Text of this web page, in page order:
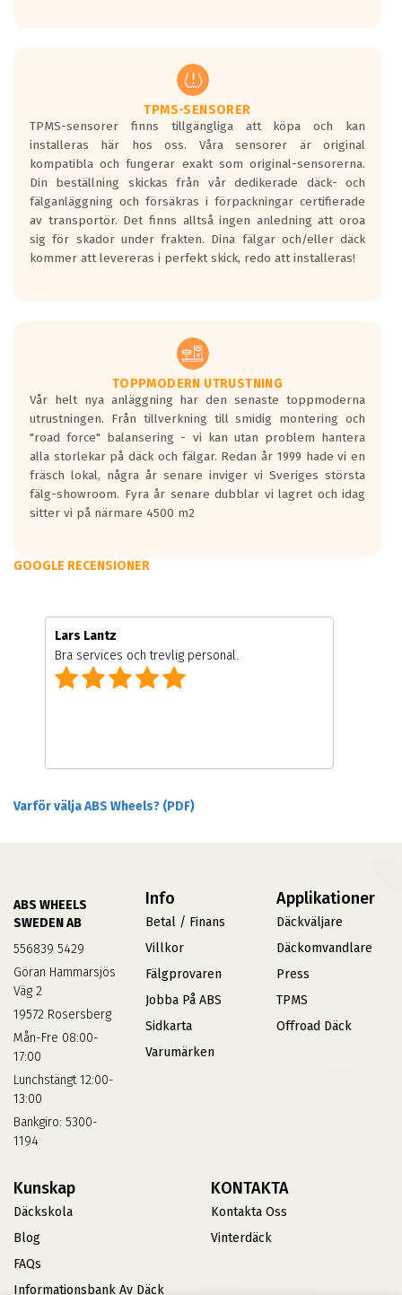
regelverket som introduceras år 2016.
Ett däck med två svarta vågor är redan
godkända för år 2016 nya regelverk.
Ett däck med en svart våg kommer vara
minst tre decibel tystare än det
regelverk som börjar gälla 2016.
TPMS-SENSORER
TPMS-sensorer finns tillgängliga att köpa och kan
installeras här hos oss. Våra sensorer är original
kompatibla och fungerar exakt som original-sensorerna.
Din beställning skickas från vår dedikerade däck- och
fälganläggning och försäkras i förpackningar certifierade
av transportör. Det finns alltså ingen anledning att oroa
sig för skador under frakten. Dina fälgar och/eller däck
kommer att levereras i perfekt skick, redo att installeras!
TOPPMODERN UTRUSTNING
Vår helt nya anläggning har den senaste toppmoderna
utrustningen. Från tillverkning till smidig montering och
"road force" balansering - vi kan utan problem hantera
alla storlekar på däck och fälgar. Redan år 1999 hade vi en
fräsch lokal, några år senare inviger vi Sveriges största
fälg-showroom. Fyra år senare dubblar vi lagret och idag
sitter vi på närmare 4500 m2
GOOGLE RECENSIONER
Lars Lantz
Bra services och trevlig personal.
Varför välja ABS Wheels? (PDF)
ABS WHEELS
SWEDEN AB
556839 5429
Göran Hammarsjös
Väg 2
19572 Rosersberg
Mån-Fre 08:00-
17:00
Lunchstängt 12:00-
13:00
Bankgiro: 5300-
1194
Info
Betal / Finans
Villkor
Fälgprovaren
Jobba På ABS
Sidkarta
Varumärken
Applikationer
Däckväljare
Däckomvandlare
Press
TPMS
Offroad Däck
Kunskap
Däckskola
Blog
FAQs
Informationsbank Av Däck
KONTAKTA
Kontakta Oss
Vinterdäck